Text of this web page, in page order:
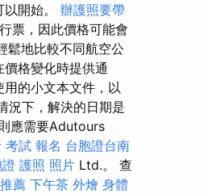
開始。 辦護照要帶
票，因此價格可能會
鬆地比較不同航空公
格變化時提供通
的小文本文件，以
況下，解決的日期是
應需要Adutours
考試 報名 台胞證台南
證 護照 照片 Ltd.。 查
薦 下午茶 外燴 身體